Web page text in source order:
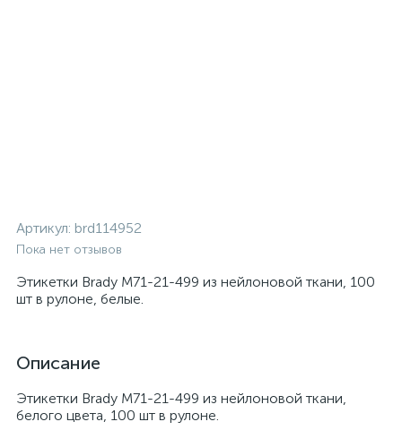
Артикул: brd114952
Пока нет отзывов
Этикетки Brady M71-21-499 из нейлоновой ткани, 100
шт в рулоне, белые.
Описание
Этикетки Brady M71-21-499 из нейлоновой ткани,
белого цвета, 100 шт в рулоне.